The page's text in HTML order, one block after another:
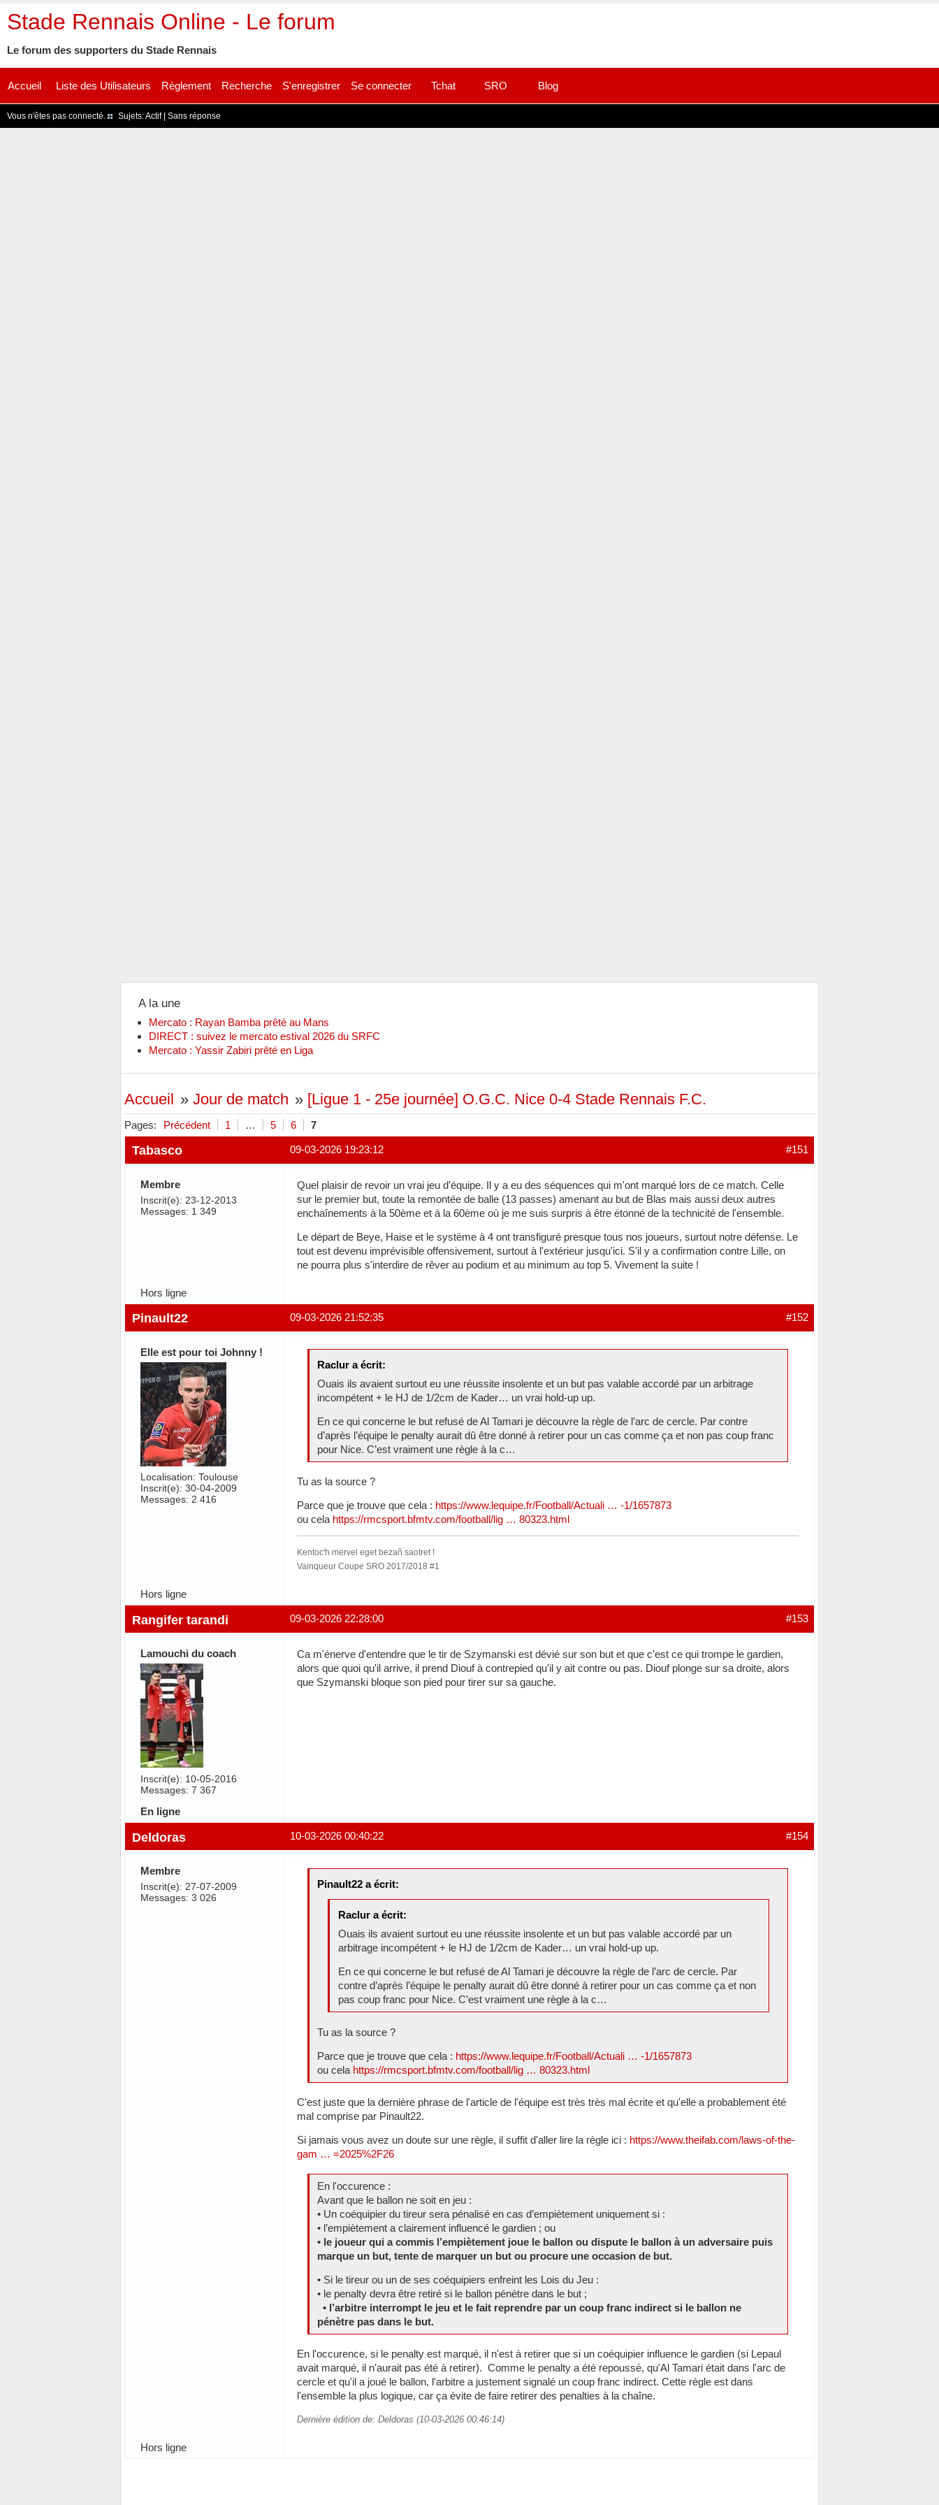
Stade Rennais Online - Le forum
Le forum des supporters du Stade Rennais
Accueil Liste des Utilisateurs Règlement Recherche S'enregistrer Se connecter Tchat SRO Blog
Vous n'êtes pas connecté. Sujets:Actif| Sans réponse
A la une
Mercato : Rayan Bamba prêté au Mans
DIRECT : suivez le mercato estival 2026 du SRFC
Mercato : Yassir Zabiri prêté en Liga
Accueil » Jour de match » [Ligue 1 - 25e journée] O.G.C. Nice 0-4 Stade Rennais F.C.
Pages: Précédent 1 … 5 6 7
#151
09-03-2026 19:23:12
Tabasco
Membre
Inscrit(e): 23-12-2013
Messages: 1 349
Quel plaisir de revoir un vrai jeu d'équipe. Il y a eu des séquences qui m'ont marqué lors de ce match. Celle
sur le premier but, toute la remontée de balle (13 passes) amenant au but de Blas mais aussi deux autres
enchaînements à la 50ème et à la 60ème où je me suis surpris à être étonné de la technicité de l'ensemble.
Le départ de Beye, Haise et le système à 4 ont transfiguré presque tous nos joueurs, surtout notre défense. Le
tout est devenu imprévisible offensivement, surtout à l'extérieur jusqu'ici. S'il y a confirmation contre Lille, on
ne pourra plus s'interdire de rêver au podium et au minimum au top 5. Vivement la suite !
Hors ligne
#152
09-03-2026 21:52:35
Pinault22
Elle est pour toi Johnny !
Localisation: Toulouse
Inscrit(e): 30-04-2009
Messages: 2 416
Raclur a écrit:
Ouais ils avaient surtout eu une réussite insolente et un but pas valable accordé par un arbitrage
incompétent + le HJ de 1/2cm de Kader… un vrai hold-up up.
En ce qui concerne le but refusé de Al Tamari je découvre la règle de l’arc de cercle. Par contre
d’après l’équipe le penalty aurait dû être donné à retirer pour un cas comme ça et non pas coup franc
pour Nice. C’est vraiment une règle à la c…
Tu as la source ?
Parce que je trouve que cela : https://www.lequipe.fr/Football/Actuali … -1/1657873
ou cela https://rmcsport.bfmtv.com/football/lig … 80323.html
Kentoc'h mervel eget bezañ saotret !
Vainqueur Coupe SRO 2017/2018 #1
Hors ligne
#153
09-03-2026 22:28:00
Rangifer tarandi
Lamouchi du coach
Inscrit(e): 10-05-2016
Messages: 7 367
Ca m'énerve d'entendre que le tir de Szymanski est dévié sur son but et que c'est ce qui trompe le gardien,
alors que quoi qu'il arrive, il prend Diouf à contrepied qu'il y ait contre ou pas. Diouf plonge sur sa droite, alors
que Szymanski bloque son pied pour tirer sur sa gauche.
En ligne
#154
10-03-2026 00:40:22
Deldoras
Membre
Inscrit(e): 27-07-2009
Messages: 3 026
Pinault22 a écrit:
Raclur a écrit:
Ouais ils avaient surtout eu une réussite insolente et un but pas valable accordé par un
arbitrage incompétent + le HJ de 1/2cm de Kader… un vrai hold-up up.
En ce qui concerne le but refusé de Al Tamari je découvre la règle de l’arc de cercle. Par
contre d’après l’équipe le penalty aurait dû être donné à retirer pour un cas comme ça et non
pas coup franc pour Nice. C’est vraiment une règle à la c…
Tu as la source ?
Parce que je trouve que cela : https://www.lequipe.fr/Football/Actuali … -1/1657873
ou cela https://rmcsport.bfmtv.com/football/lig … 80323.html
C'est juste que la dernière phrase de l'article de l'équipe est très très mal écrite et qu'elle a probablement été
mal comprise par Pinault22.
Si jamais vous avez un doute sur une règle, il suffit d'aller lire la règle ici : https://www.theifab.com/laws-of-the-
gam … =2025%2F26
En l'occurence :
Avant que le ballon ne soit en jeu :
• Un coéquipier du tireur sera pénalisé en cas d’empiètement uniquement si :
• l’empiètement a clairement influencé le gardien ; ou
• le joueur qui a commis l’empiètement joue le ballon ou dispute le ballon à un adversaire puis
marque un but, tente de marquer un but ou procure une occasion de but.
• Si le tireur ou un de ses coéquipiers enfreint les Lois du Jeu :
• le penalty devra être retiré si le ballon pénètre dans le but ;
• l’arbitre interrompt le jeu et le fait reprendre par un coup franc indirect si le ballon ne
pénètre pas dans le but.
En l'occurence, si le penalty est marqué, il n'est à retirer que si un coéquipier influence le gardien (si Lepaul
avait marqué, il n'aurait pas été à retirer). Comme le penalty a été repoussé, qu'Al Tamari était dans l'arc de
cercle et qu'il a joué le ballon, l'arbitre a justement signalé un coup franc indirect. Cette règle est dans
l'ensemble la plus logique, car ça évite de faire retirer des penalties à la chaîne.
Dernière édition de: Deldoras (10-03-2026 00:46:14)
Hors ligne